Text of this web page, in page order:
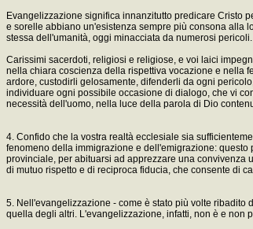
Evangelizzazione significa innanzitutto predicare Cristo
e sorelle abbiano un'esistenza sempre più consona alla
stessa dell'umanità, oggi minacciata da numerosi pericoli.
Carissimi sacerdoti, religiosi e religiose, e voi laici
nella chiara coscienza della rispettiva vocazione e nella
ardore, custodirli gelosamente, difenderli da ogni
individuare ogni possibile occasione di dialogo, che vi
necessità dell'uomo, nella luce della parola di Dio
4. Confido che la vostra realtà ecclesiale sia
fenomeno della immigrazione e dell'emigrazione:
provinciale, per abituarsi ad apprezzare una convivenza
di mutuo rispetto e di reciproca fiducia, che consente di
5. Nell'evangelizzazione - come è stato più volte ribadito
quella degli altri. L'evangelizzazione, infatti, non è e non